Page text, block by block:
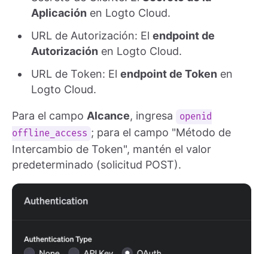
Aplicación en Logto Cloud.
URL de Autorización: El endpoint de
Autorización en Logto Cloud.
URL de Token: El endpoint de Token en
Logto Cloud.
Para el campo Alcance, ingresa
openid
offline_access ; para el campo "Método de
Intercambio de Token", mantén el valor
predeterminado (solicitud POST).